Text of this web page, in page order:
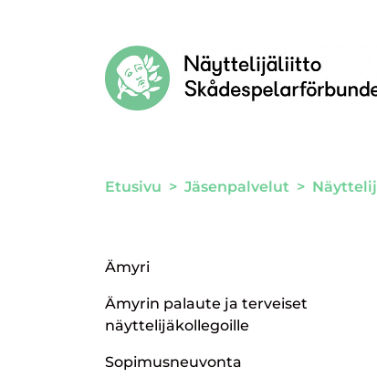
Etusivu > Jäsenpalvelut >
Ämyri
Ämyrin palaute ja terveiset
näyttelijäkollegoille
Sopimusneuvonta